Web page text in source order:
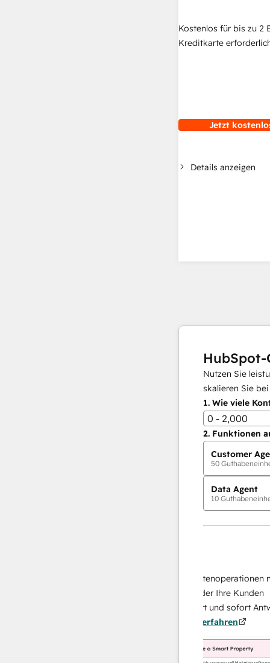
Kostenlos für bis zu 2
Kreditkarte
Jetzt
Details anzeigen
HubSpot-
Nutzen Sie
skalieren Sie
1. Wie viele
0 - 2,000
2. Funktionen
Customer
50
Data Agent
10
Skalieren Sie Ihrer Datenoperationen mit
KI-gestützten Agent, der Ihre Kunden
recherchiert, analysiert und sofort
Mehr erfahren